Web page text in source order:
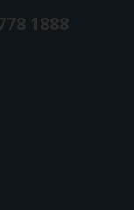
1888